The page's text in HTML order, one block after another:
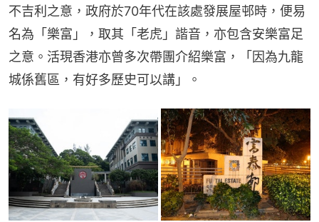
不吉利之意，政府於70年代在該處發展屋邨時，便易
名為「樂富」，取其「老虎」諧音，亦包含安樂富足
之意。活現香港亦曾多次帶團介紹樂富，「因為九龍
城係舊區，有好多歷史可以講」。